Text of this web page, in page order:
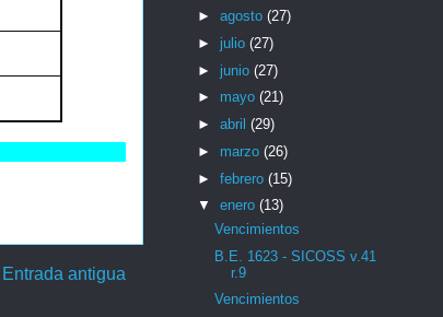
Entrada antigua
► agosto (27)
► julio (27)
► junio (27)
► mayo (21)
► abril (29)
► marzo (26)
► febrero (15)
▼ enero (13)
Vencimientos
B.E. 1623 - SICOSS v.41
r.9
Vencimientos